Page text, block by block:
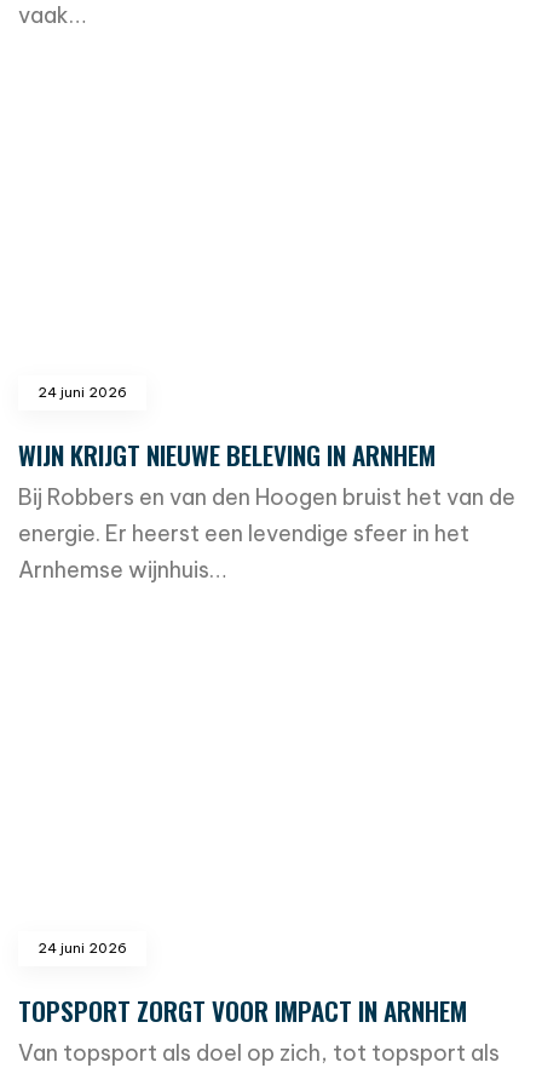
vaak…
24 juni 2026
WIJN KRIJGT NIEUWE BELEVING IN ARNHEM
Bij Robbers en van den Hoogen bruist het van de
energie. Er heerst een levendige sfeer in het
Arnhemse wijnhuis…
24 juni 2026
TOPSPORT ZORGT VOOR IMPACT IN ARNHEM
Van topsport als doel op zich, tot topsport als